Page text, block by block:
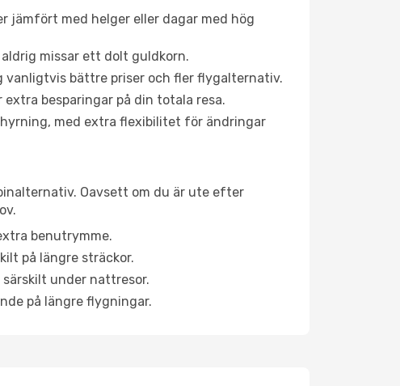
jämfört med helger eller dagar med hög
missar ett dolt guldkorn.
vanligtvis bättre priser och fler flygalternativ.
besparingar på din totala resa.
med extra flexibilitet för ändringar
Oavsett om du är ute efter
benutrymme.
på längre sträckor.
under nattresor.
på längre flygningar.